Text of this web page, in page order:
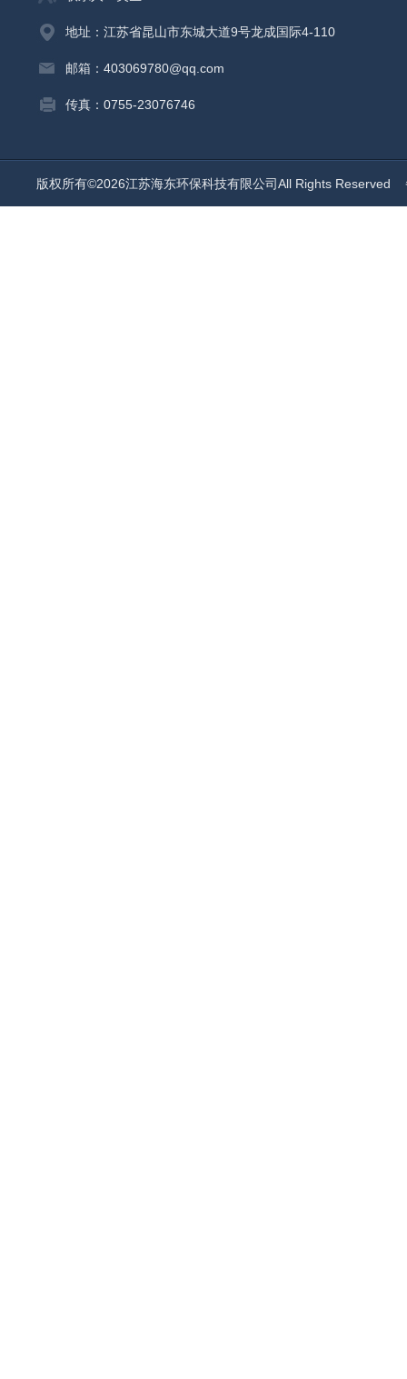
地址：江苏省昆山市东城大道9号龙成国际4-110
邮箱：403069780@qq.com
传真：0755-23076746
版权所有©2026江苏海东环保科技有限公司All Rights Reserved